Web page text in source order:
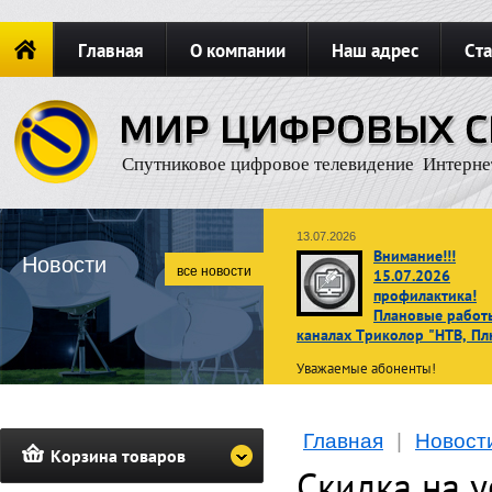
Главная О компании Наш адрес
Новости Карта сайта
Спутниковое цифровое телевидение
Новости все новости
13.07.2026
Внимание!!!
15.07.2026
профилактика!
Плановые
каналах Триколор "НТВ,
Уважаемые абоненты!
2026 г. с 02:00 до 10:00 по
московскому времени
телеканалов операторов
Главная |
Корзина товаров